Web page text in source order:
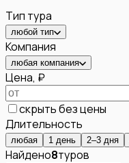
Тип тура
любой тип
Компания
любая компания
Цена, ₽
скрыть без цены
Длительность
любая 1 день 2–3 дня
Найдено8туров